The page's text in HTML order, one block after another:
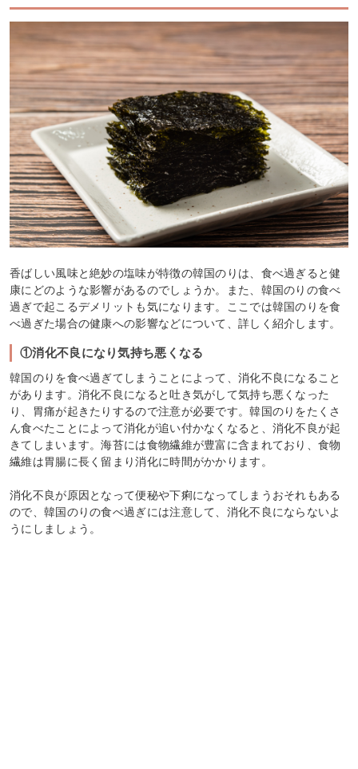
香ばしい風味と絶妙の塩味が特徴の韓国のりは、食べ過ぎると健
康にどのような影響があるのでしょうか。また、韓国のりの食べ
過ぎで起こるデメリットも気になります。ここでは韓国のりを食
べ過ぎた場合の健康への影響などについて、詳しく紹介します。
①消化不良になり気持ち悪くなる
韓国のりを食べ過ぎてしまうことによって、消化不良になること
があります。消化不良になると吐き気がして気持ち悪くなった
り、胃痛が起きたりするので注意が必要です。韓国のりをたくさ
ん食べたことによって消化が追い付かなくなると、消化不良が起
きてしまいます。海苔には食物繊維が豊富に含まれており、食物
繊維は胃腸に長く留まり消化に時間がかかります。
消化不良が原因となって便秘や下痢になってしまうおそれもある
ので、韓国のりの食べ過ぎには注意して、消化不良にならないよ
うにしましょう。